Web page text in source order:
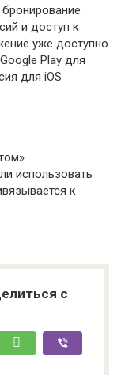
и доступ к
уже доступно
Play для
для iOS
использовать
к
с